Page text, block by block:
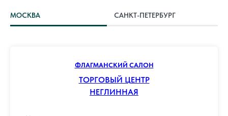
МОСКВА САНКТ-ПЕТЕРБУРГ
ФЛАГМАНСКИЙ САЛОН
ТОРГОВЫЙ ЦЕНТР
НЕГЛИННАЯ